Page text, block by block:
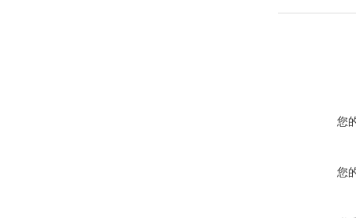
您
您